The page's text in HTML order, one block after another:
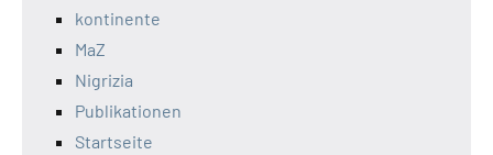
kontinente
MaZ
Nigrizia
Publikationen
Startseite